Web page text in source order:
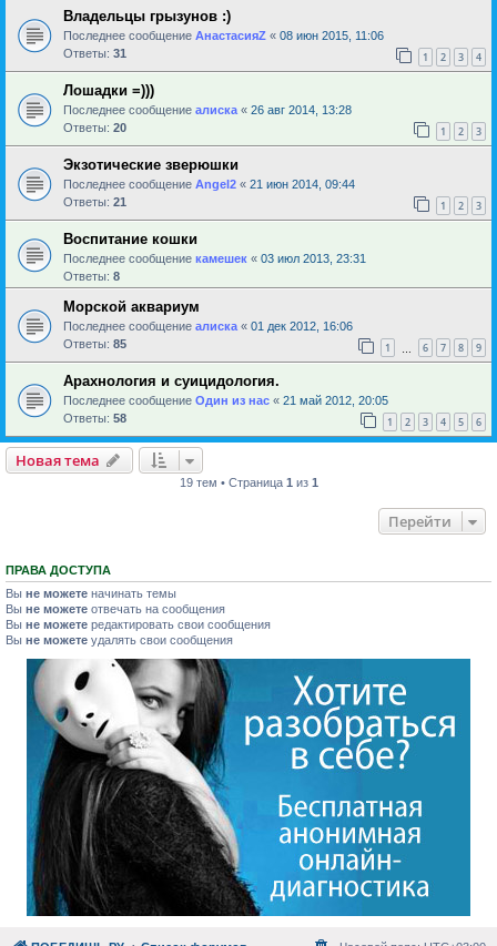
Владельцы грызунов :)
Последнее сообщение АнастасияZ « 08 июн 2015, 11:06
Ответы: 31 1 2 3 4
Лошадки =)))
Последнее сообщение алиска « 26 авг 2014, 13:28
Ответы: 20 1 2 3
Экзотические зверюшки
Последнее сообщение Angel2 « 21 июн 2014, 09:44
Ответы: 21 1 2 3
Воспитание кошки
Последнее сообщение камешек « 03 июл 2013, 23:31
Ответы: 8
Морской аквариум
Последнее сообщение алиска « 01 дек 2012, 16:06
Ответы: 85 1 6 7 8 9
Арахнология и суицидология.
Последнее сообщение Один из нас « 21 май 2012, 20:05
Ответы: 58 1 2 3 4 5 6
Новая тема
19 тем • Страница 1 из 1
Перейти
ПРАВА ДОСТУПА
Вы не можете начинать темы
Вы не можете отвечать на сообщения
Вы не можете редактировать свои сообщения
Вы не можете удалять свои сообщения